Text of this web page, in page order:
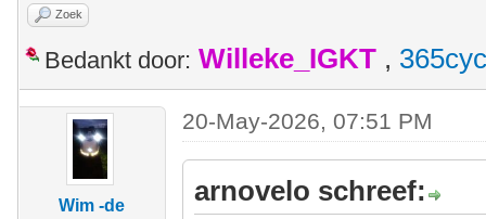
Zoek
Bedankt door: Willeke_IGKT ,
Wim -de
20-May-2026, 07:51 PM
arnovelo schreef: